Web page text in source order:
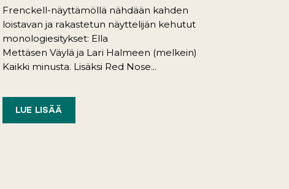
Frenckell-näyttämöllä nähdään kahden
loistavan ja rakastetun näyttelijän kehutut
monologiesitykset: Ella
Mettäsen Väylä ja Lari Halmeen (melkein)
Kaikki minusta. Lisäksi Red Nose...
LUE LISÄÄ